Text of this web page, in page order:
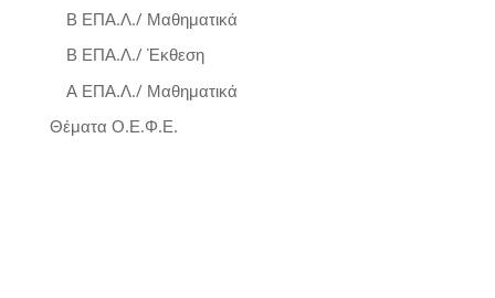
Β ΕΠΑ.Λ./ Μαθηματικά
Β ΕΠΑ.Λ./ Έκθεση
Α ΕΠΑ.Λ./ Μαθηματικά
Θέματα Ο.Ε.Φ.Ε.